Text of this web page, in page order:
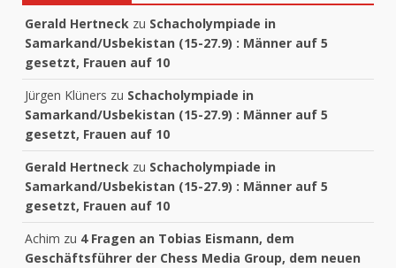
Gerald Hertneck zu Schacholympiade in
Samarkand/Usbekistan (15-27.9) : Männer auf 5
gesetzt, Frauen auf 10
Jürgen Klüners zu Schacholympiade in
Samarkand/Usbekistan (15-27.9) : Männer auf 5
gesetzt, Frauen auf 10
Gerald Hertneck zu Schacholympiade in
Samarkand/Usbekistan (15-27.9) : Männer auf 5
gesetzt, Frauen auf 10
Achim zu 4 Fragen an Tobias Eismann, dem
Geschäftsführer der Chess Media Group, dem neuen